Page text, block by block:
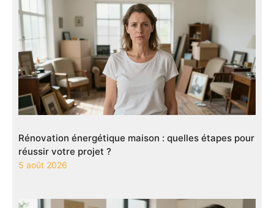
Rénovation énergétique maison : quelles étapes pour
réussir votre projet ?
5 août 2026